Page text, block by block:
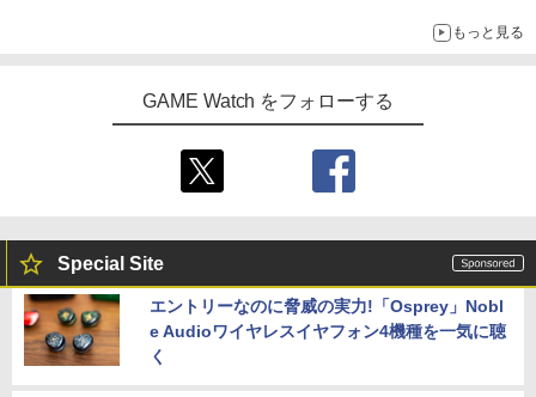
もっと見る
GAME Watch をフォローする
Special Site
エントリーなのに脅威の実力!「Osprey」Nobl
e Audioワイヤレスイヤフォン4機種を一気に聴
く